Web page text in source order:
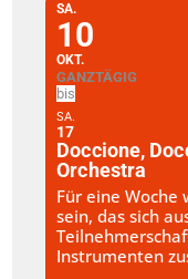
SA.
10
OKT.
GANZTÄGIG
SA.
17
Doccione,
Orchestra
Für eine Woche
sein, das sich
Instrumenten